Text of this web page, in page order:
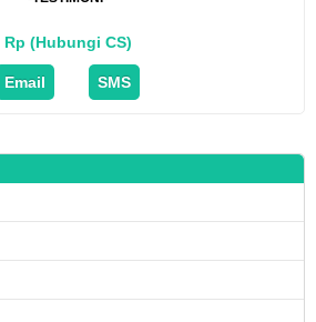
Rp (Hubungi CS)
Email SMS